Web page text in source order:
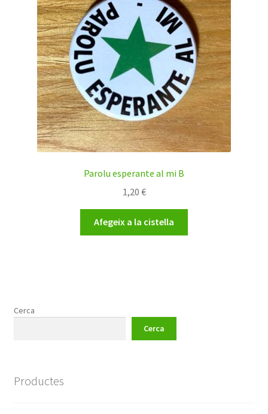
Parolu esperante al mi B
1,20 €
Afegeix a la cistella
Cerca
Cerca
Productes